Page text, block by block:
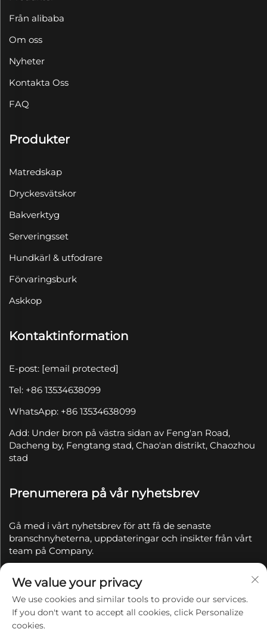
Från alibaba
Om oss
Nyheter
Kontakta Oss
FAQ
Produkter
Matredskap
Dryckesvätskor
Bakverktyg
Serveringsset
Hundkärl & utfodrare
Förvaringsburk
Askkop
Kontaktinformation
E-post: [email protected]
Tel: +86 13534638099
WhatsApp: +86 13534638099
Add: Under bron på västra sidan av Feng'an Road,
Dacheng by, Fengtang stad, Chao'an distrikt, Chaozhou
stad
Prenumerera på vår nyhetsbrev
Gå med i vårt nyhetsbrev för att få de senaste
branschnyheterna, uppdateringar och insikter från vårt
team på Company.
Copyright © 2025 av Chaozhou Qianyue Ceramics Co.,
We value your privacy
We use cookies and similar tools to provide our services.
If you don't want to accept all cookies, click Personalize
cookies.